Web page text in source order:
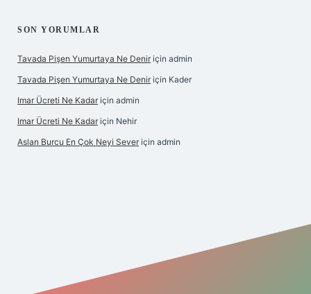
SON YORUMLAR
Tavada Pişen Yumurtaya Ne Denir için admin
Tavada Pişen Yumurtaya Ne Denir için Kader
Imar Ücreti Ne Kadar için admin
Imar Ücreti Ne Kadar için Nehir
Aslan Burcu En Çok Neyi Sever için admin
elexbetgiris.org